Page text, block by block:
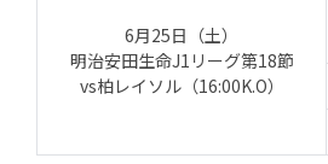
6月25日（土）
明治安田生命J1リーグ第18節
vs柏レイソル（16:00K.O）